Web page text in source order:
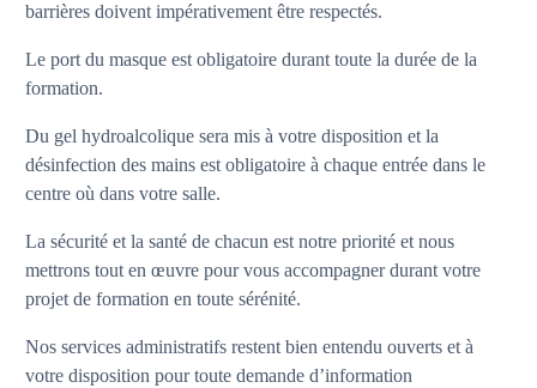
barrières doivent impérativement être respectés.
Le port du masque est obligatoire durant toute la durée de la
formation.
Du gel hydroalcolique sera mis à votre disposition et la
désinfection des mains est obligatoire à chaque entrée dans le
centre où dans votre salle.
La sécurité et la santé de chacun est notre priorité et nous
mettrons tout en œuvre pour vous accompagner durant votre
projet de formation en toute sérénité.
Nos services administratifs restent bien entendu ouverts et à
votre disposition pour toute demande d’information